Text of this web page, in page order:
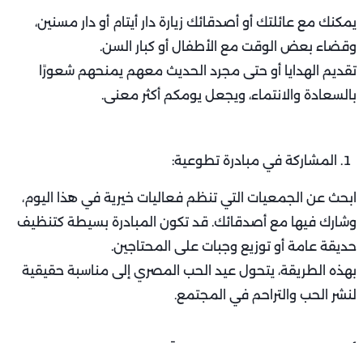
يمكنك مع عائلتك أو أصدقائك زيارة دار أيتام أو دار مسنين،
وقضاء بعض الوقت مع الأطفال أو كبار السن.
تقديم الهدايا أو حتى مجرد الحديث معهم يمنحهم شعورًا
بالسعادة والانتماء، ويجعل يومكم أكثر معنى.
المشاركة في مبادرة تطوعية:
ابحث عن الجمعيات التي تنظم فعاليات خيرية في هذا اليوم،
وشارك فيها مع أصدقائك. قد تكون المبادرة بسيطة كتنظيف
حديقة عامة أو توزيع وجبات على المحتاجين.
بهذه الطريقة، يتحول عيد الحب المصري إلى مناسبة حقيقية
لنشر الحب والتراحم في المجتمع.